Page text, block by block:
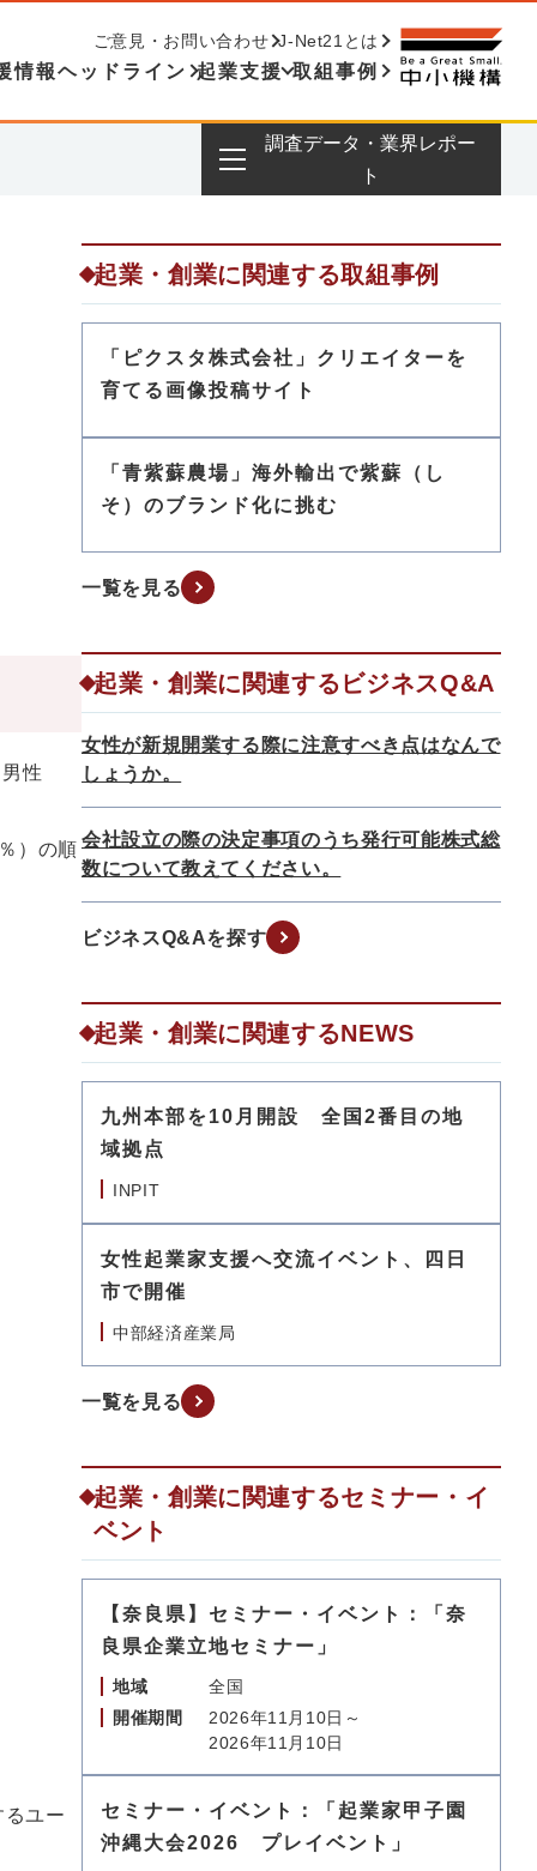
情報ヘッドライン 起業支援 取組事例
ご意見・お問い合わせ J-Net21とは
調査データ・業界レポー
ト
性
）の順
ユー
起業・創業に関連する取組事例
「ピクスタ株式会社」クリエイターを
育てる画像投稿サイト
「青紫蘇農場」海外輸出で紫蘇（し
そ）のブランド化に挑む
一覧を見る
起業・創業に関連するビジネスQ&A
女性が新規開業する際に注意すべき点はなんで
しょうか。
会社設立の際の決定事項のうち発行可能株式総
数について教えてください。
ビジネスQ&Aを探す
起業・創業に関連するNEWS
九州本部を10月開設 全国2番目の地
域拠点
INPIT
女性起業家支援へ交流イベント、四日
市で開催
中部経済産業局
一覧を見る
起業・創業に関連するセミナー・イ
ベント
【奈良県】セミナー・イベント：「奈
良県企業立地セミナー」
地域
全国
開催期間
2026年11月10日～
2026年11月10日
セミナー・イベント：「起業家甲子園
沖縄大会2026 プレイベント」